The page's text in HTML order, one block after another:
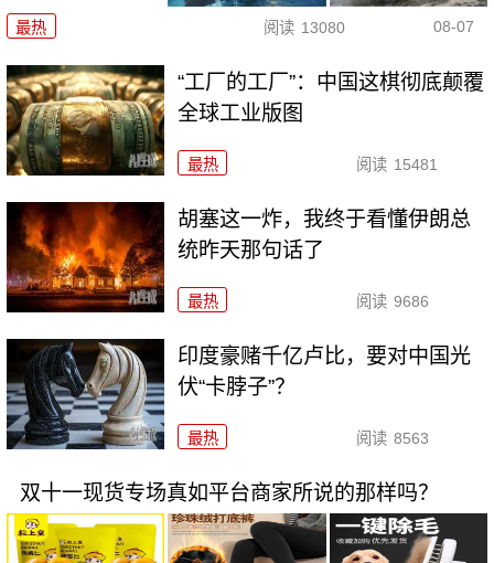
最热 阅读 13080 08-07
“工厂的工厂”：中国这棋彻底颠覆
全球工业版图
最热 阅读 15481
胡塞这一炸，我终于看懂伊朗总
统昨天那句话了
最热 阅读 9686
印度豪赌千亿卢比，要对中国光
伏“卡脖子”？
最热 阅读 8563
双十一现货专场真如平台商家所说的那样吗？